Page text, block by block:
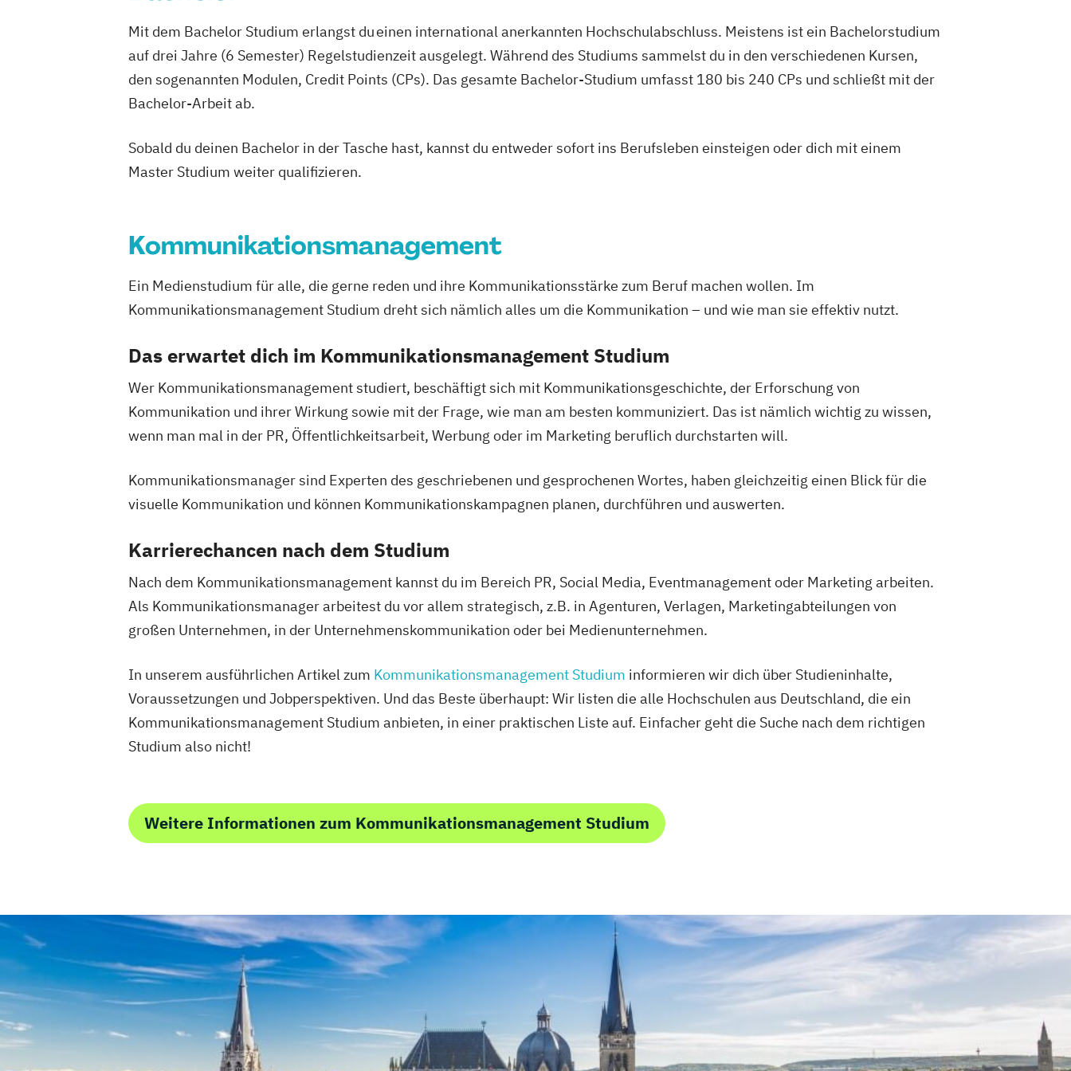
Mit dem Bachelor Studium erlangst du einen international anerkannten Hochschulabschluss. Meistens ist ein Bachelorstudium
auf drei Jahre (6 Semester) Regelstudienzeit ausgelegt. Während des Studiums sammelst du in den verschiedenen Kursen,
den sogenannten Modulen, Credit Points (CPs). Das gesamte Bachelor-Studium umfasst 180 bis 240 CPs und schließt mit der
Bachelor-Arbeit ab.
Sobald du deinen Bachelor in der Tasche hast, kannst du entweder sofort ins Berufsleben einsteigen oder dich mit einem
Master Studium weiter qualifizieren.
Kommunikationsmanagement
Ein Medienstudium für alle, die gerne reden und ihre Kommunikationsstärke zum Beruf machen wollen. Im
Kommunikationsmanagement Studium dreht sich nämlich alles um die Kommunikation – und wie man sie effektiv nutzt.
Das erwartet dich im Kommunikationsmanagement Studium
Wer Kommunikationsmanagement studiert, beschäftigt sich mit Kommunikationsgeschichte, der Erforschung von
Kommunikation und ihrer Wirkung sowie mit der Frage, wie man am besten kommuniziert. Das ist nämlich wichtig zu wissen,
wenn man mal in der PR, Öffentlichkeitsarbeit, Werbung oder im Marketing beruflich durchstarten will.
Kommunikationsmanager sind Experten des geschriebenen und gesprochenen Wortes, haben gleichzeitig einen Blick für die
visuelle Kommunikation und können Kommunikationskampagnen planen, durchführen und auswerten.
Karrierechancen nach dem Studium
Nach dem Kommunikationsmanagement kannst du im Bereich PR, Social Media, Eventmanagement oder Marketing arbeiten.
Als Kommunikationsmanager arbeitest du vor allem strategisch, z.B. in Agenturen, Verlagen, Marketingabteilungen von
großen Unternehmen, in der Unternehmenskommunikation oder bei Medienunternehmen.
In unserem ausführlichen Artikel zum Kommunikationsmanagement Studium informieren wir dich über Studieninhalte,
Voraussetzungen und Jobperspektiven. Und das Beste überhaupt: Wir listen die alle Hochschulen aus Deutschland, die ein
Kommunikationsmanagement Studium anbieten, in einer praktischen Liste auf. Einfacher geht die Suche nach dem richtigen
Studium also nicht!
Weitere Informationen zum Kommunikationsmanagement Studium